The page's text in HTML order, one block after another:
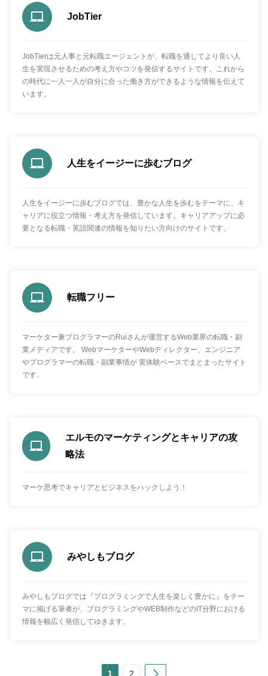
JobTier
JobTierは元人事と元転職エージェントが、転職を通してより良い人
生を実現させるための考え方やコツを発信するサイトです。これから
の時代に一人一人が自分に合った働き方ができるような情報を伝えて
います。
人生をイージーに歩むブログ
人生をイージーに歩むブログでは、豊かな人生を歩むをテーマに、キ
ャリアに役立つ情報・考え方を発信しています。キャリアアップに必
要となる転職・英語関連の情報を知りたい方向けのサイトです。
転職フリー
マーケター兼プログラマーのRuiさんが運営するWeb業界の転職・副
業メディアです。 WebマーケターやWebディレクター、エンジニア
やプログラマーの転職・副業事情が 実体験ベースでまとまったサイト
です。
エルモのマーケティングとキャリアの攻
略法
マーケ思考でキャリアとビジネスをハックしよう！
みやしもブログ
みやしもブログでは『プログラミングで人生を楽しく豊かに』をテー
マに掲げる筆者が、プログラミングやWEB制作などのIT分野における
情報を幅広く発信してゆきます。
1 2